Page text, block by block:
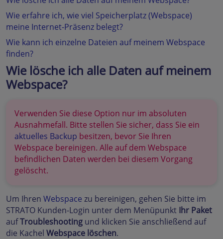
Wie erfahre ich, wie viel Speicherplatz (Webspace)
meine Internet-Präsenz belegt?
Wie kann ich einzelne Dateien auf meinem Webspace
finden?
Wie lösche ich alle Daten auf meinem
Webspace?
Verwenden Sie diese Option nur im absoluten
Ausnahmefall. Bitte stellen Sie sicher, dass Sie ein
aktuelles Backup besitzen, bevor Sie Ihren
Webspace bereinigen. Alle auf dem Webspace
befindlichen Daten werden bei diesem Vorgang
gelöscht.
Um Ihren Webspace zu bereinigen, gehen Sie bitte im
STRATO Kunden-Login unter dem Menüpunkt Ihr Paket
aufTroubleshooting und klicken Sie anschließend auf
die Kachel Webspace löschen.